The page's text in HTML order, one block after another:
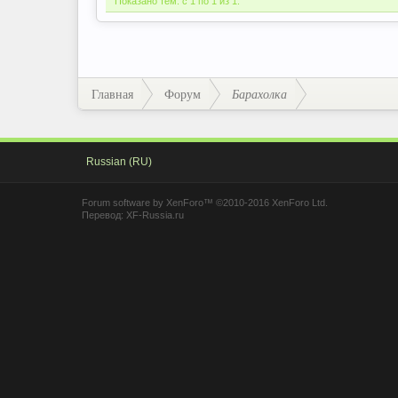
Главная Форум Барахолка
Russian (RU)
Forum software by XenForo™ ©2010-2016 XenForo Ltd.
Перевод: XF-Russia.ru